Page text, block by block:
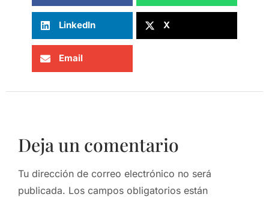
LinkedIn X
Email
Deja un comentario
Tu dirección de correo electrónico no será
publicada. Los campos obligatorios están